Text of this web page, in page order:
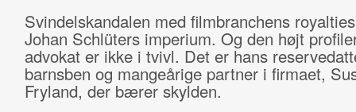
Svindelskandalen med filmbranchens
Johan Schlüters imperium. Og den højt
advokat er ikke i tvivl. Det er hans
barnsben og mangeårige partner i firmaet,
Fryland, der bærer skylden.